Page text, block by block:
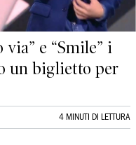
e “Smile” i
un biglietto per
4 MINUTI DI LETTURA